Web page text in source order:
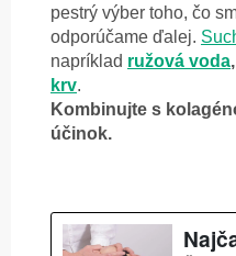
pestrý výber toho, čo
odporúčame ďalej.
napríklad ružová voda,
krv.
Kombinujte s
účinok.